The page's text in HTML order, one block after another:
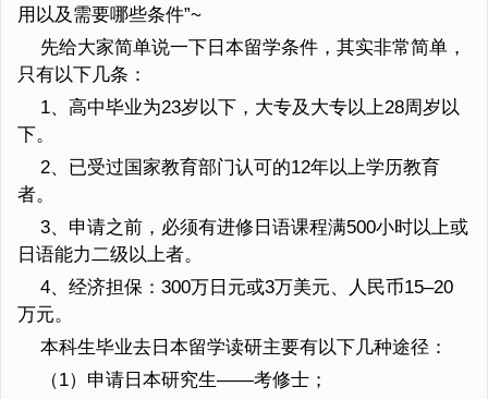
用以及需要哪些条件”~
先给大家简单说一下日本留学条件，其实非常简单，
只有以下几条：
1、高中毕业为23岁以下，大专及大专以上28周岁以
下。
2、已受过国家教育部门认可的12年以上学历教育
者。
3、申请之前，必须有进修日语课程满500小时以上或
日语能力二级以上者。
4、经济担保：300万日元或3万美元、人民币15–20
万元。
本科生毕业去日本留学读研主要有以下几种途径：
（1）申请日本研究生——考修士；